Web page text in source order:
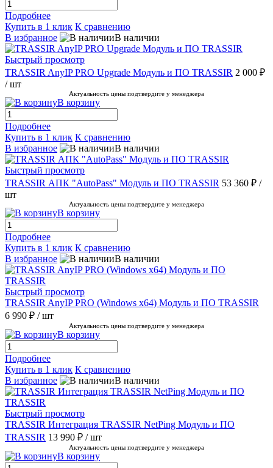
Подробнее
Купить в 1 клик К сравнению
В избранное
В наличии
Быстрый просмотр
TRASSIR AnyIP PRO Upgrade Модуль и ПО TRASSIR 2 000 ₽
/ шт
Актуальность цены подтвердите у менеджера
В корзину
Подробнее
Купить в 1 клик К сравнению
В избранное
В наличии
Быстрый просмотр
TRASSIR АПК "AutoPass" Модуль и ПО TRASSIR 53 360 ₽ /
шт
Актуальность цены подтвердите у менеджера
В корзину
Подробнее
Купить в 1 клик К сравнению
В избранное
В наличии
Быстрый просмотр
TRASSIR AnyIP PRO (Windows x64) Модуль и ПО TRASSIR
6 990 ₽ / шт
Актуальность цены подтвердите у менеджера
В корзину
Подробнее
Купить в 1 клик К сравнению
В избранное
В наличии
Быстрый просмотр
TRASSIR Интеграция TRASSIR NetPing Модуль и ПО
TRASSIR 13 990 ₽ / шт
Актуальность цены подтвердите у менеджера
В корзину